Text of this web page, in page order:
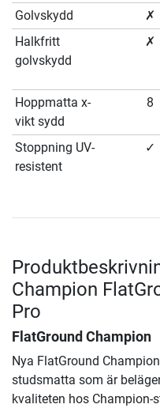
Golvskydd
✗
Halkfritt
golvskydd
✗
Hoppmatta x-
vikt sydd
8
Stoppning UV-
resistent
✓
Champion
Pro
FlatGround Champion
Nya FlatGround
studsmatta som är
kvaliteten hos